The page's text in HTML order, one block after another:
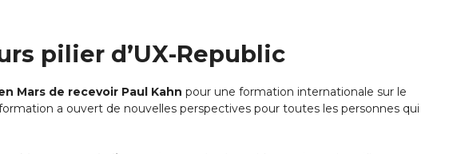
pilier d’UX-Republic
Mars de recevoir Paul Kahn pour une formation internationale sur le
a ouvert de nouvelles perspectives pour toutes les personnes qui